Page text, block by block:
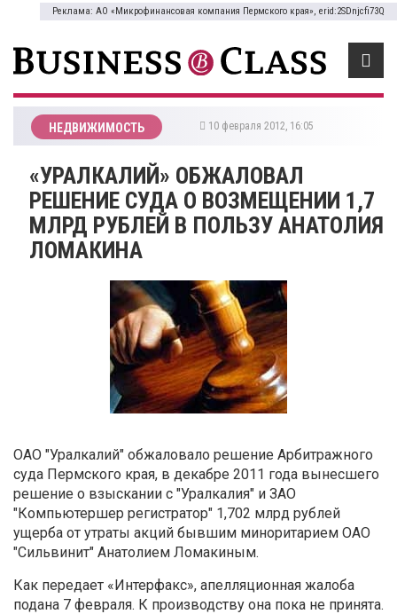
Реклама: АО «Микрофинансовая компания Пермского края», erid:2SDnjcfi73Q
НЕДВИЖИМОСТЬ 10 февраля 2012, 16:05
«УРАЛКАЛИЙ» ОБЖАЛОВАЛ
РЕШЕНИЕ СУДА О ВОЗМЕЩЕНИИ 1,7
МЛРД РУБЛЕЙ В ПОЛЬЗУ АНАТОЛИЯ
ЛОМАКИНА
ОАО "Уралкалий" обжаловало решение Арбитражного
суда Пермского края, в декабре 2011 года вынесшего
решение о взыскании с "Уралкалия" и ЗАО
"Компьютершер регистратор" 1,702 млрд рублей
ущерба от утраты акций бывшим миноритарием ОАО
"Сильвинит" Анатолием Ломакиным.
Как передает «Интерфакс», апелляционная жалоба
подана 7 февраля. К производству она пока не принята.